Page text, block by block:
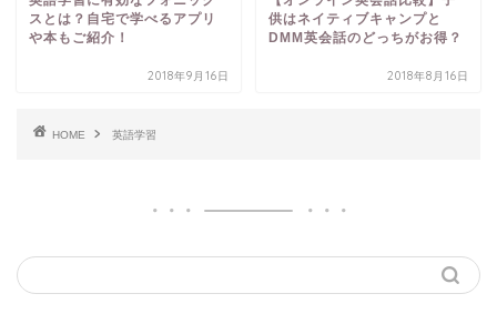
スとは？自宅で学べるアプリ
や本もご紹介！
2018年9月16日
供はネイティブキャンプと
DMM英会話のどっちがお得？
2018年8月16日
HOME 英語学習